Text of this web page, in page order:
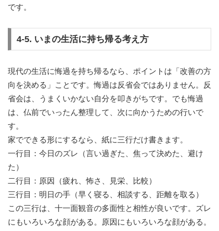
です。
4-5. いまの生活に持ち帰る考え方
現代の生活に悔過を持ち帰るなら、ポイントは「改善の方
向を決める」ことです。悔過は反省会ではありません。反
省会は、うまくいかない自分を叩きがちです。でも悔過
は、仏前でいったん整理して、次に向かうための行いで
す。
家でできる形にするなら、紙に三行だけ書きます。
一行目：今日のズレ（言い過ぎた、焦って決めた、避け
た）
二行目：原因（疲れ、怖さ、見栄、比較）
三行目：明日の手（早く寝る、相談する、距離を取る）
この三行は、十一面観音の多面性と相性が良いです。ズレ
にもいろいろな顔がある。原因にもいろいろな顔がある。